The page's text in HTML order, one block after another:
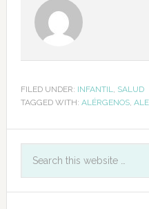
FILED UNDER: INFANTIL, SALUD
TAGGED WITH: ALÉRGENOS,